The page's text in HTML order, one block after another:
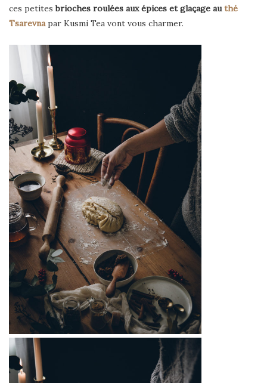
ces petitesbrioches roulées aux épices et glaçage authé
Tsarevnapar Kusmi Tea vont vous charmer.